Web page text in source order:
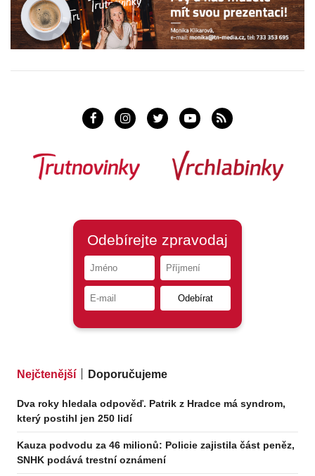
Nejčtenější Doporučujeme
Dva roky hledala odpověď. Patrik z Hradce má syndrom,
který postihl jen 250 lidí
Kauza podvodu za 46 milionů: Policie zajistila část peněz,
SNHK podává trestní oznámení